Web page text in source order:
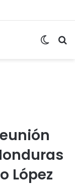
López